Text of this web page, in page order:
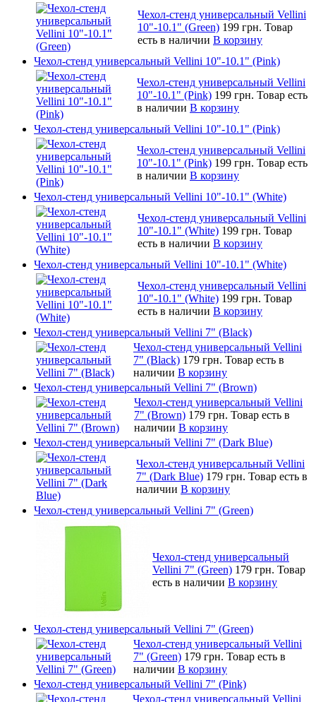
Чехол-стенд универсальный Vellini
10"-10.1" (Green) 199 грн. Товар
есть в наличии В корзину
Чехол-стенд универсальный Vellini 10"-10.1" (Pink)
Чехол-стенд универсальный Vellini
10"-10.1" (Pink) 199 грн. Товар есть
в наличии В корзину
Чехол-стенд универсальный Vellini 10"-10.1" (Pink)
Чехол-стенд универсальный Vellini
10"-10.1" (Pink) 199 грн. Товар есть
в наличии В корзину
Чехол-стенд универсальный Vellini 10"-10.1" (White)
Чехол-стенд универсальный Vellini
10"-10.1" (White) 199 грн. Товар
есть в наличии В корзину
Чехол-стенд универсальный Vellini 10"-10.1" (White)
Чехол-стенд универсальный Vellini
10"-10.1" (White) 199 грн. Товар
есть в наличии В корзину
Чехол-стенд универсальный Vellini 7" (Black)
Чехол-стенд универсальный Vellini
7" (Black) 179 грн. Товар есть в
наличии В корзину
Чехол-стенд универсальный Vellini 7" (Brown)
Чехол-стенд универсальный Vellini
7" (Brown) 179 грн. Товар есть в
наличии В корзину
Чехол-стенд универсальный Vellini 7" (Dark Blue)
Чехол-стенд универсальный Vellini
7" (Dark Blue) 179 грн. Товар есть в
наличии В корзину
Чехол-стенд универсальный Vellini 7" (Green)
Чехол-стенд универсальный
Vellini 7" (Green) 179 грн. Товар
есть в наличии В корзину
Чехол-стенд универсальный Vellini 7" (Green)
Чехол-стенд универсальный Vellini
7" (Green) 179 грн. Товар есть в
наличии В корзину
Чехол-стенд универсальный Vellini 7" (Pink)
Чехол-стенд универсальный Vellini